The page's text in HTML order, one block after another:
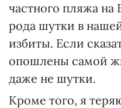
частного пляжа на
рода шутки в
избиты. Если
опошлены самой
даже не шутки.
Кроме того, я